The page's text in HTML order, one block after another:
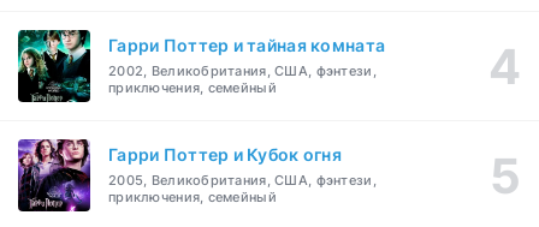
Гарри Поттер и тайная комната
2002, Великобритания, США, фэнтези,
приключения, семейный
Гарри Поттер и Кубок огня
2005, Великобритания, США, фэнтези,
приключения, семейный